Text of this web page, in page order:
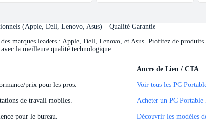
(Apple, Dell, Lenovo, Asus) – Qualité Garantie
marques leaders : Apple, Dell, Lenovo, et Asus. Profitez de produits
la meilleure qualité technologique.
Ancre de Lien / CTA
Ancre de Lien / CTA
prix pour les pros. Voir tous les PC
de travail mobiles. Acheter un PC
pour le bureau. Découvrir les modèles